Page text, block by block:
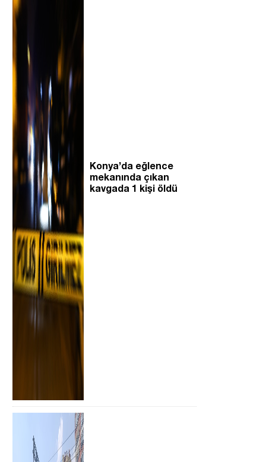
Konya’da eğlence
mekanında çıkan
kavgada 1 kişi öldü